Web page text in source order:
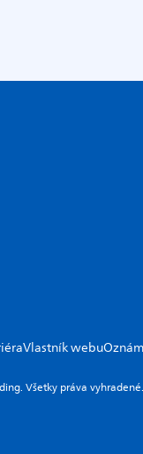
Vlastník webu
Všetky práva vyhradené.